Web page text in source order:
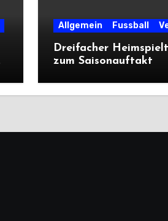
Allgemein Fussball
Dreifacher
zum Saisonauftakt